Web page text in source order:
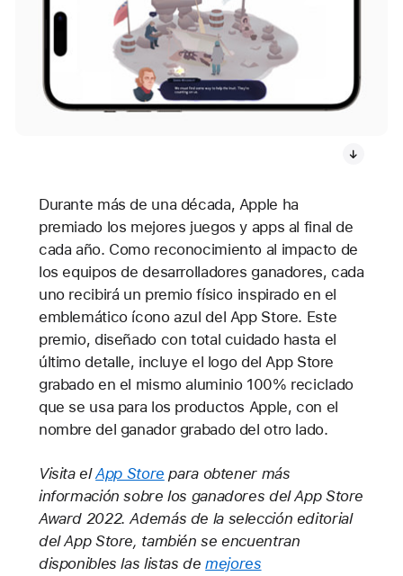
Durante más de una década, Apple ha
premiado los mejores juegos y apps al final de
cada año. Como reconocimiento al impacto de
los equipos de desarrolladores ganadores, cada
uno recibirá un premio físico inspirado en el
emblemático ícono azul del App Store. Este
premio, diseñado con total cuidado hasta el
último detalle, incluye el logo del App Store
grabado en el mismo aluminio 100% reciclado
que se usa para los productos Apple, con el
nombre del ganador grabado del otro lado.
Visita elApp Store para obtener más
información sobre los ganadores del App Store
Award 2022. Además de la selección editorial
del App Store, también se encuentran
disponibles las listas demejores